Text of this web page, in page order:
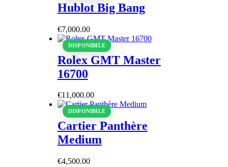
Hublot Big Bang
€7,000.00
DISPONIBILE
Rolex GMT Master
16700
€11,000.00
DISPONIBILE
Cartier Panthère
Medium
€4,500.00